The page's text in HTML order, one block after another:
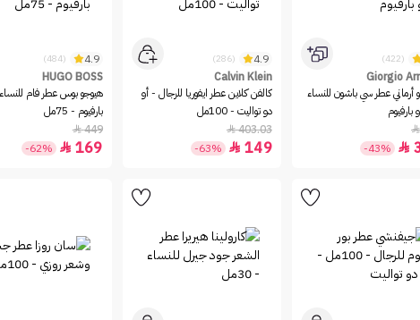
(422)
Giorgio
أرماني عطر سي باشون للنساء
بارفيوم


-43%
4.9
(286)
Calvin Klein
كالفن كلاين عطر ايفوريا للرجال - أو
دو تواليت - 100مل
403.03

149

-63%
4.9
(484)
HUGO BOSS
هيوجو بوس عطر فام
بارفيوم - 75مل
449

169

-62%